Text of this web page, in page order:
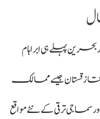
پہلے ہی ابراہام
قازقستان جیسے ممالک
سماجی ترقی کے نئے مواقع